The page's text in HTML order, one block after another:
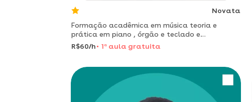
Novata
Formação acadêmica em música teoria e
prática em piano , órgão e teclado e
pedagogia, reforço escolar
R$60/h 1 a aula gratuita